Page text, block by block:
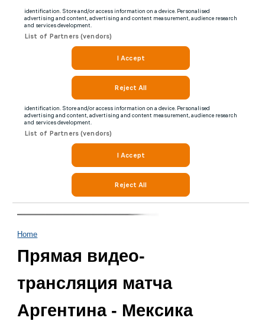
Home
Прямая видео-
трансляция матча
Аргентина - Мексика